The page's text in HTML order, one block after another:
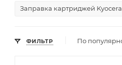
Заправка картриджей
ФИЛЬТР По